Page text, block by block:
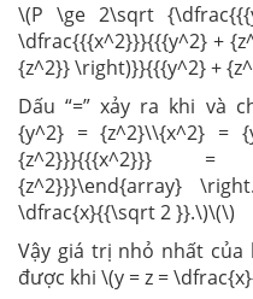
\(P \ge 2\sqrt
\dfrac{{{x^2}}}{{{y^2} +
{z^2}} \right)}}{{{y^2} +
Dấu “=” xảy ra khi và
{y^2} = {z^2}\\{x^2} =
{z^2}}}{{{x^2}}} =
{z^2}}}\end{array}
\dfrac{x}{{\sqrt 2 }}.\)\(\)
Vậy giá trị nhỏ nhất
được khi \(y = z =